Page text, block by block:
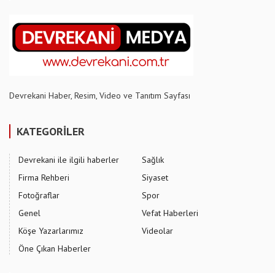
Devrekani Haber, Resim, Video ve Tanıtım Sayfası
KATEGORİLER
Devrekani ile ilgili haberler
Firma Rehberi
Fotoğraflar
Genel
Köşe Yazarlarımız
Öne Çıkan Haberler
Sağlık
Siyaset
Spor
Vefat Haberleri
Videolar